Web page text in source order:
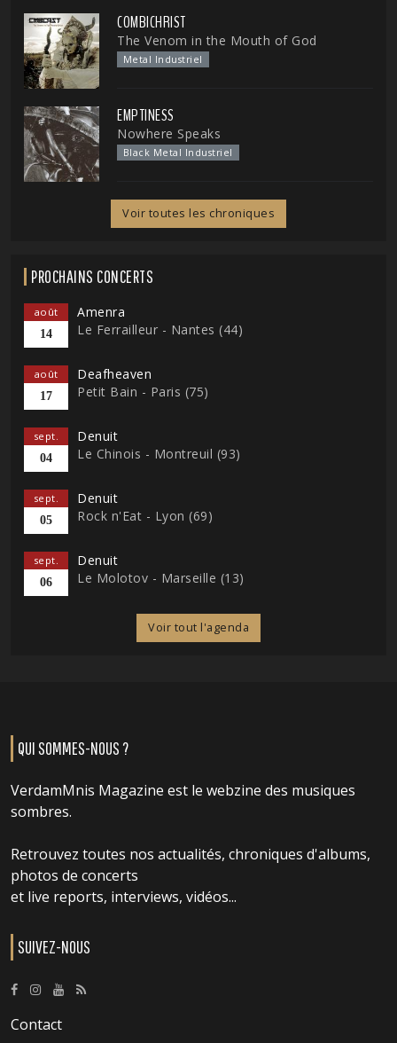
COMBICHRIST
The Venom in the Mouth of God
Metal Industriel
EMPTINESS
Nowhere Speaks
Black Metal Industriel
Voir toutes les chroniques
PROCHAINS CONCERTS
août
14
Amenra
Le Ferrailleur - Nantes (44)
août
17
Deafheaven
Petit Bain - Paris (75)
sept.
04
Denuit
Le Chinois - Montreuil (93)
sept.
05
Denuit
Rock n'Eat - Lyon (69)
sept.
06
Denuit
Le Molotov - Marseille (13)
Voir tout l'agenda
QUI SOMMES-NOUS ?
VerdamMnis Magazine est le webzine des musiques
sombres.
Retrouvez toutes nos actualités, chroniques d'albums,
photos de concerts
et live reports, interviews, vidéos...
SUIVEZ-NOUS
Contact